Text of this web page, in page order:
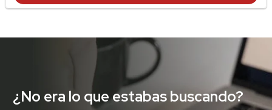
¿No era lo que estabas buscando?